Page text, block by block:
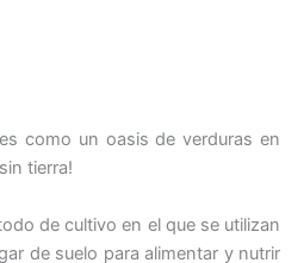
como un oasis de verduras en
tierra!
de cultivo en el que se utilizan
de suelo para alimentar y nutrir